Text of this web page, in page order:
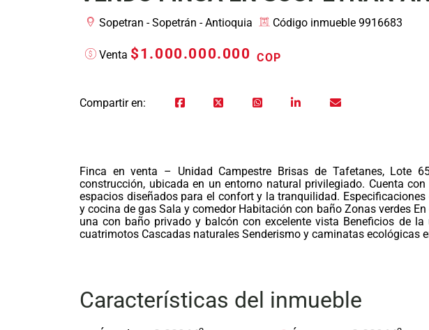
Sopetran - Sopetrán - Antioquia Código inmueble 9916683
Venta $1.000.000.000 COP
Compartir en:
Finca en venta – Unidad Campestre Brisas de Tafetanes, Lote
construcción, ubicada en un entorno natural privilegiado. Cuenta
espacios diseñados para el confort y la tranquilidad.
y cocina de gas Sala y comedor Habitación con baño Zonas verdes
una con baño privado y balcón con excelente vista Beneficios de
cuatrimotos Cascadas naturales Senderismo y caminatas ecológicas
Características del inmueble